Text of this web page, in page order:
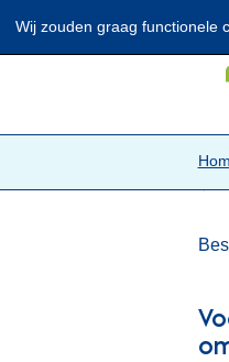
Wij zouden graag functionele